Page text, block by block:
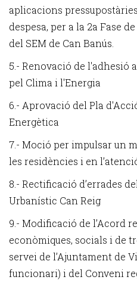
aplicacions
despesa, per a la 2a Fase
del SEM de Can Banús.
5.- Renovació de l'adhesió
pel Clima i l'Energia
6.- Aprovació del Pla
Energètica
7.- Moció per impulsar un
les residències i en
8.- Rectificació d’errades
Urbanístic Can Reig
9.- Modificació de l’Acord
econòmiques, socials i de
servei de l’Ajuntament de
funcionari) i del Conveni